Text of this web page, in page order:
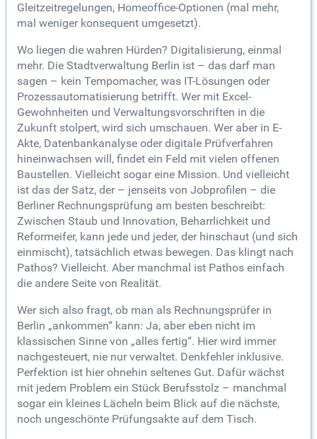
Gleitzeitregelungen, Homeoffice-Optionen (mal mehr,
mal weniger konsequent umgesetzt).
Wo liegen die wahren Hürden? Digitalisierung, einmal
mehr. Die Stadtverwaltung Berlin ist – das darf man
sagen – kein Tempomacher, was IT-Lösungen oder
Prozessautomatisierung betrifft. Wer mit Excel-
Gewohnheiten und Verwaltungsvorschriften in die
Zukunft stolpert, wird sich umschauen. Wer aber in E-
Akte, Datenbankanalyse oder digitale Prüfverfahren
hineinwachsen will, findet ein Feld mit vielen offenen
Baustellen. Vielleicht sogar eine Mission. Und vielleicht
ist das der Satz, der – jenseits von Jobprofilen – die
Berliner Rechnungsprüfung am besten beschreibt:
Zwischen Staub und Innovation, Beharrlichkeit und
Reformeifer, kann jede und jeder, der hinschaut (und sich
einmischt), tatsächlich etwas bewegen. Das klingt nach
Pathos? Vielleicht. Aber manchmal ist Pathos einfach
die andere Seite von Realität.
Wer sich also fragt, ob man als Rechnungsprüfer in
Berlin „ankommen“ kann: Ja, aber eben nicht im
klassischen Sinne von „alles fertig“. Hier wird immer
nachgesteuert, nie nur verwaltet. Denkfehler inklusive.
Perfektion ist hier ohnehin seltenes Gut. Dafür wächst
mit jedem Problem ein Stück Berufsstolz – manchmal
sogar ein kleines Lächeln beim Blick auf die nächste,
noch ungeschönte Prüfungsakte auf dem Tisch.